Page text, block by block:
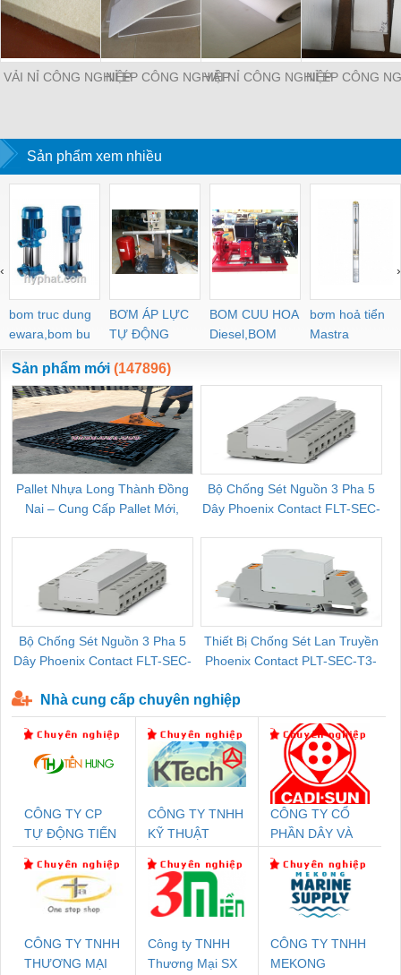
VẢI NỈ CÔNG NGHIỆPNỈ ÉP CÔNG NGHIỆPVẢI NỈ CÔNG NGHIỆPNỈ ÉP CÔNG
Sản phẩm xem nhiều
bom truc dung
ewara,bom bu
ewara
BƠM ÁP LỰC
TỰ ĐỘNG
BOM CUU HOA
Diesel,BOM
CHUA CHAY
bơm hoả tiển
Mastra
‹ ›
Sản phẩm mới (147896)
Pallet Nhựa Long Thành Đồng
Nai – Cung Cấp Pallet Mới,
Bộ Chống Sét Nguồn 3 Pha 5
Dây Phoenix Contact FLT-SEC-
Bộ Chống Sét Nguồn 3 Pha 5
Dây Phoenix Contact FLT-SEC-
Thiết Bị Chống Sét Lan Truyền
Phoenix Contact PLT-SEC-T3-
Nhà cung cấp chuyên nghiệp
CÔNG TY CP
TỰ ĐỘNG TIẾN
CÔNG TY TNHH
KỸ THUẬT
NAM
CÔNG TY CỔ
PHẦN DÂY VÀ
THƯỢNG ĐÌNH
CÔNG TY TNHH
THƯƠNG MẠI
Công ty TNHH
Thương Mại SX
CÔNG TY TNHH
MEKONG